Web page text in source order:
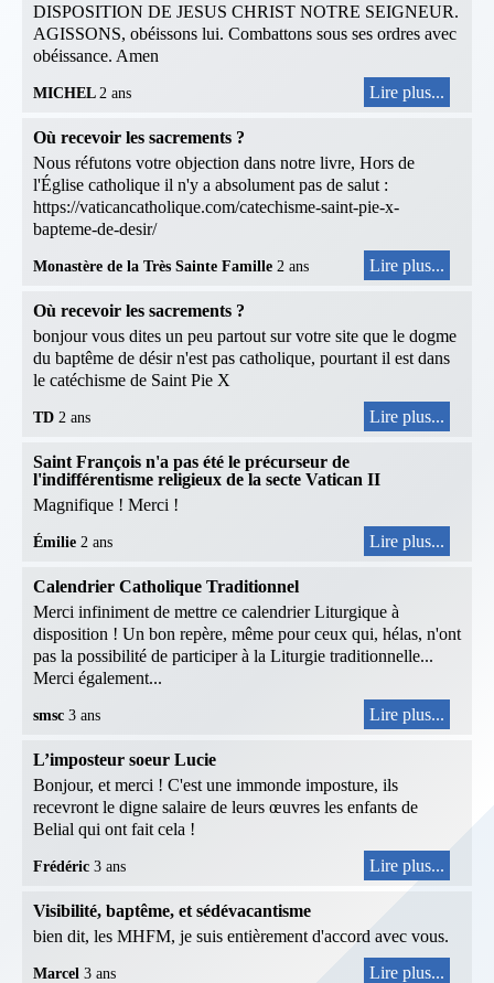
DISPOSITION DE JESUS CHRIST NOTRE SEIGNEUR.
AGISSONS, obéissons lui. Combattons sous ses ordres avec
obéissance. Amen
MICHEL 2 ans Lire plus...
Où recevoir les sacrements ?
Nous réfutons votre objection dans notre livre, Hors de
l'Église catholique il n'y a absolument pas de salut :
https://vaticancatholique.com/catechisme-saint-pie-x-
bapteme-de-desir/
Monastère de la Très Sainte Famille 2 ans Lire plus...
Où recevoir les sacrements ?
bonjour vous dites un peu partout sur votre site que le dogme
du baptême de désir n'est pas catholique, pourtant il est dans
le catéchisme de Saint Pie X
TD 2 ans Lire plus...
Saint François n'a pas été le précurseur de
l'indifférentisme religieux de la secte Vatican II
Magnifique ! Merci !
Émilie 2 ans Lire plus...
Calendrier Catholique Traditionnel
Merci infiniment de mettre ce calendrier Liturgique à
disposition ! Un bon repère, même pour ceux qui, hélas, n'ont
pas la possibilité de participer à la Liturgie traditionnelle...
Merci également...
smsc 3 ans Lire plus...
L’imposteur soeur Lucie
Bonjour, et merci ! C'est une immonde imposture, ils
recevront le digne salaire de leurs œuvres les enfants de
Belial qui ont fait cela !
Frédéric 3 ans Lire plus...
Visibilité, baptême, et sédévacantisme
bien dit, les MHFM, je suis entièrement d'accord avec vous.
Marcel 3 ans Lire plus...